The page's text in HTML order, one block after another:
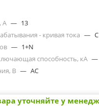
А — 13
- кривая тока — C
— 1+N
способность, кА —
В — AC
уточняйте у